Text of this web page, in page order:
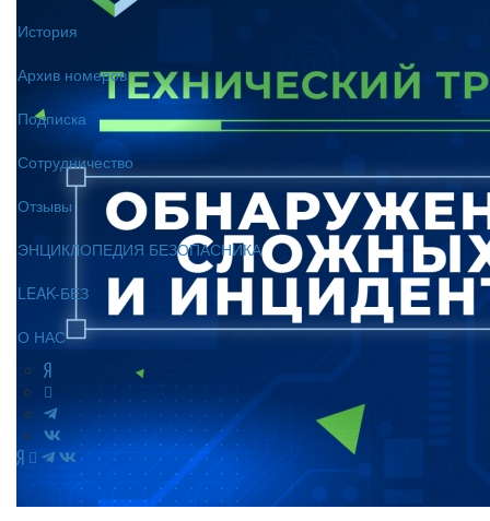
История
Архив номеров
Подписка
Сотрудничество
Отзывы
ЭНЦИКЛОПЕДИЯ БЕЗОПАСНИКА
LEAK-БЕЗ
О НАС